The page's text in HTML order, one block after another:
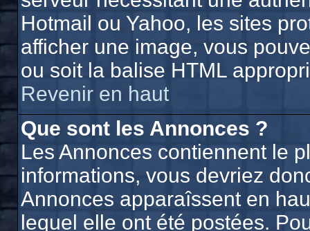
Hotmail ou Yahoo, les sites
afficher une image, vous
ou soit la balise HTML
Revenir en haut
Que sont les Annonces ?
Les Annonces contiennent le
informations, vous devriez
Annonces apparaîssent en
lequel elle ont été postées.